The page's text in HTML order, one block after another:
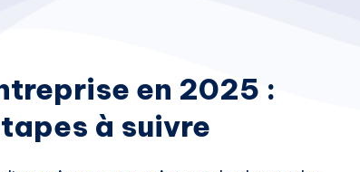
en 2025 :
à suivre